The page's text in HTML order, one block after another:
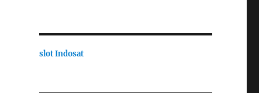
slot Indosat